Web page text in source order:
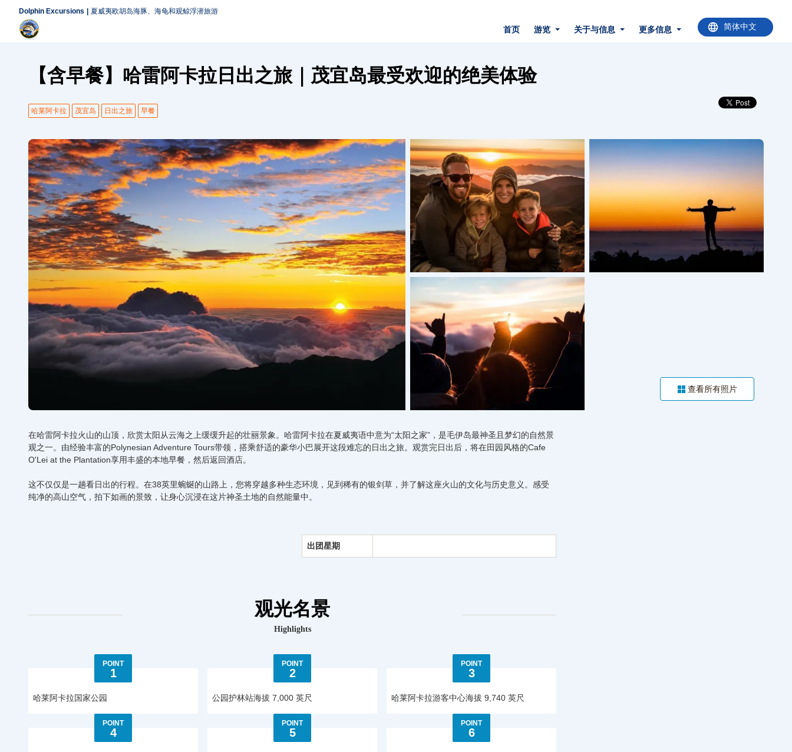
Dolphin Excursions 夏威夷欧胡岛海豚、海龟和观鲸浮潜旅游
首页 游览 关于与信息 更多信息
【含早餐】哈雷阿卡拉日出之旅｜茂宜岛最受欢迎的绝美体验
哈莱阿卡拉 茂宜岛 日出之旅 早餐
查看所有照片
在哈雷阿卡拉火山的山顶，欣赏太阳从云海之上缓缓升起的壮丽景象。哈雷阿卡拉在夏威夷语中意为“太阳之家”，是毛伊岛最神圣且梦幻的自然景
观之一。由经验丰富的Polynesian Adventure Tours带领，搭乘舒适的豪华小巴展开这段难忘的日出之旅。观赏完日出后，将在田园风格的Cafe
O'Lei at the Plantation享用丰盛的本地早餐，然后返回酒店。
这不仅仅是一趟看日出的行程。在38英里蜿蜒的山路上，您将穿越多种生态环境，见到稀有的银剑草，并了解这座火山的文化与历史意义。感受
纯净的高山空气，拍下如画的景致，让身心沉浸在这片神圣土地的自然能量中。
出团星期
观光名景
Highlights
POINT
1
哈莱阿卡拉国家公园
POINT
2
公园护林站海拔 7,000 英尺
POINT
3
哈莱阿卡拉游客中心海拔 9,740 英尺
POINT
4
POINT
5
POINT
6